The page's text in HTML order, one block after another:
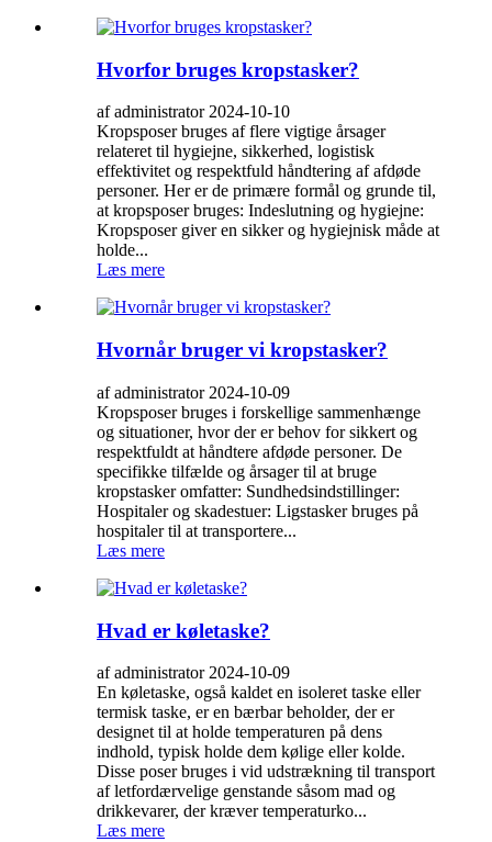
Hvorfor bruges kropstasker?
af administrator 2024-10-10
Kropsposer bruges af flere vigtige årsager
relateret til hygiejne, sikkerhed, logistisk
effektivitet og respektfuld håndtering af afdøde
personer. Her er de primære formål og grunde til,
at kropsposer bruges: Indeslutning og hygiejne:
Kropsposer giver en sikker og hygiejnisk måde at
holde...
Læs mere
Hvornår bruger vi kropstasker?
af administrator 2024-10-09
Kropsposer bruges i forskellige sammenhænge
og situationer, hvor der er behov for sikkert og
respektfuldt at håndtere afdøde personer. De
specifikke tilfælde og årsager til at bruge
kropstasker omfatter: Sundhedsindstillinger:
Hospitaler og skadestuer: Ligstasker bruges på
hospitaler til at transportere...
Læs mere
Hvad er køletaske?
af administrator 2024-10-09
En køletaske, også kaldet en isoleret taske eller
termisk taske, er en bærbar beholder, der er
designet til at holde temperaturen på dens
indhold, typisk holde dem kølige eller kolde.
Disse poser bruges i vid udstrækning til transport
af letfordærvelige genstande såsom mad og
drikkevarer, der kræver temperaturko...
Læs mere